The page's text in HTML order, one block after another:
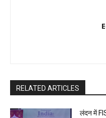
RELATED ARTICLES
लंदन में